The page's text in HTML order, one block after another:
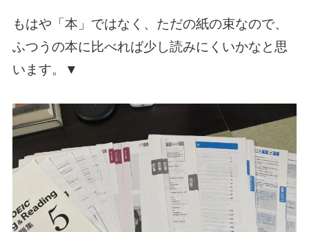
もはや「本」ではなく、ただの紙の束なので、
ふつうの本に比べれば少し読みにくいかなと思
います。▼